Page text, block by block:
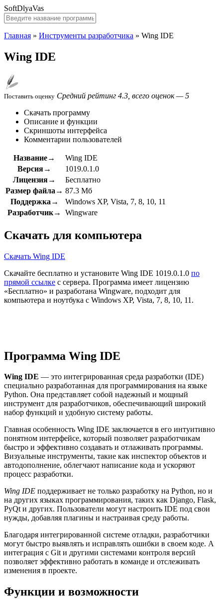
SoftDlyaVas
Главная » Инструменты разработчика » Wing IDE
Wing IDE
Поставить оценку Средний рейтинг 4.3, всего оценок — 5
Скачать программу
Описание и функции
Скриншоты интерфейса
Комментарии пользователей
Название→
Wing IDE
Версия→
1019.0.1.0
Лицензия→
Бесплатно
Размер файла→ 87.3 Мб
Поддержка→
Windows XP, Vista, 7, 8, 10, 11
Разработчик→
Wingware
Скачать для компьютера
Скачать Wing IDE
Скачайте бесплатно и установите Wing IDE 1019.0.1.0 по
прямой ссылке с сервера. Программа имеет лицензию
«Бесплатно» и разработана Wingware, подходит для
компьютера и ноутбука с Windows XP, Vista, 7, 8, 10, 11.
Программа Wing IDE
Wing IDE — это интегрированная среда разработки (IDE)
специально разработанная для программирования на языке
Python. Она представляет собой надежный и мощный
инструмент для разработчиков, обеспечивающий широкий
набор функций и удобную систему работы.
Главная особенность Wing IDE заключается в его интуитивно
понятном интерфейсе, который позволяет разработчикам
быстро и эффективно создавать и отлаживать программы.
Визуальные инструменты, такие как инспектор объектов и
автодополнение, облегчают написание кода и ускоряют
процесс разработки.
Wing IDE поддерживает не только разработку на Python, но и
на других языках программирования, таких как Django, Flask,
PyQt и других. Пользователи могут настроить IDE под свои
нужды, добавляя плагины и настраивая среду работы.
Благодаря интегрированной системе отладки, разработчики
могут быстро выявлять и исправлять ошибки в своем коде. А
интеграция с Git и другими системами контроля версий
позволяет эффективно работать в команде и отслеживать
изменения в проекте.
Функции и возможности